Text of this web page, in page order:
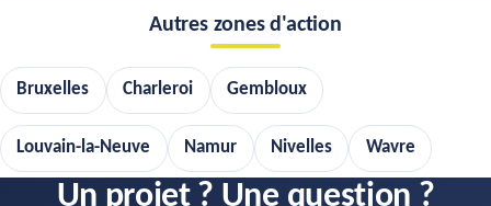
Autres zones d'action
Bruxelles Charleroi Gembloux
Louvain-la-Neuve Namur Nivelles Wavre
Un projet ? Une question ?